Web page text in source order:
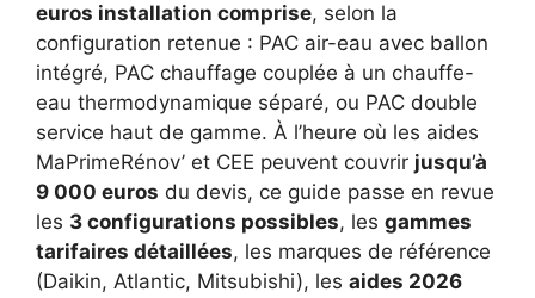
euros installation comprise, selon la
configuration retenue : PAC air-eau avec ballon
intégré, PAC chauffage couplée à un chauffe-
eau thermodynamique séparé, ou PAC double
service haut de gamme. À l’heure où les aides
MaPrimeRénov’ et CEE peuvent couvrir jusqu’à
9 000 euros du devis, ce guide passe en revue
les 3 configurations possibles, les gammes
tarifaires détaillées, les marques de référence
(Daikin, Atlantic, Mitsubishi), les aides 2026